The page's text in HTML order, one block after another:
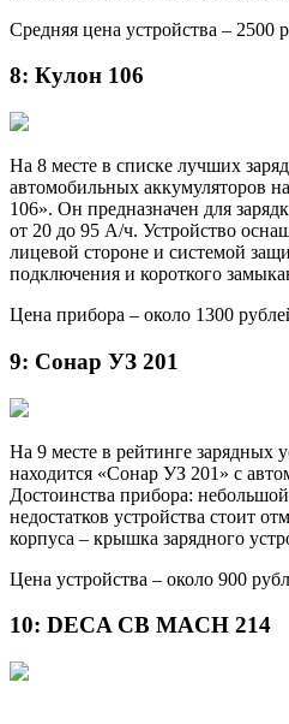
Средняя цена устройства – 2500
8: Кулон 106
На 8 месте в списке лучших
автомобильных аккумуляторов
106». Он предназначен для
от 20 до 95 А/ч. Устройство
лицевой стороне и системой
подключения и короткого
Цена прибора – около 1300
9: Сонар УЗ 201
На 9 месте в рейтинге зарядных
находится «Сонар УЗ 201» с
Достоинства прибора:
недостатков устройства стоит
корпуса – крышка зарядного
Цена устройства – около 900
10: DECA CB MACH 214